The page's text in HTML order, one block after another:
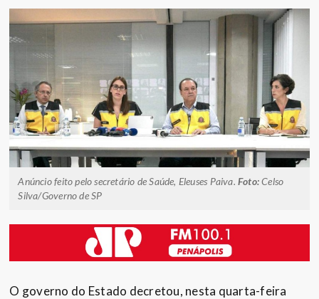
Anúncio feito pelo secretário de Saúde, Eleuses Paiva. Foto:Celso
Silva/Governo de SP
O governo do Estado decretou, nesta quarta-feira